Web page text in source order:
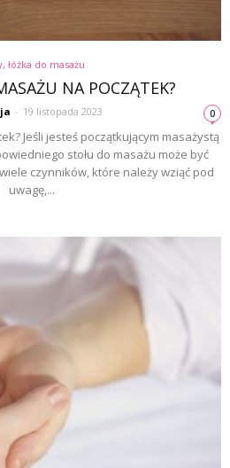
łóżka do masażu
NA POCZĄTEK?
- 19 listopada 2023 0
Jeśli jesteś początkującym masażystą
stołu do masażu może być
czynników, które należy wziąć pod
uwagę,...